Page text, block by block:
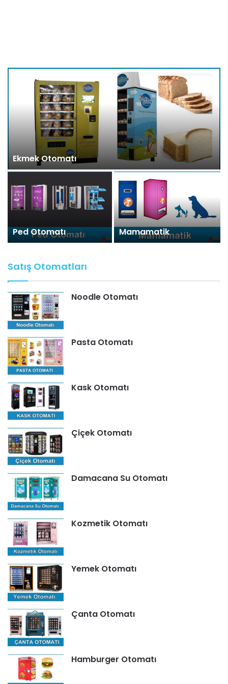
Ekmek Otomatı
Ped Otomatı Mamamatik
Satış Otomatları
Noodle Otomatı
Pasta Otomatı
Kask Otomatı
Çiçek Otomatı
Damacana Su Otomatı
Kozmetik Otomatı
Yemek Otomatı
Çanta Otomatı
Hamburger Otomatı